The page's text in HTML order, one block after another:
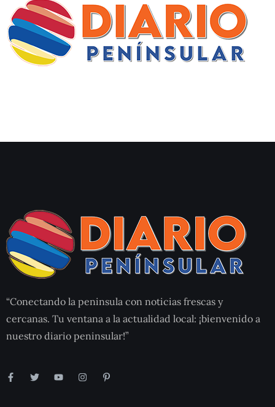
“Conectando la peninsula con noticias frescas y
cercanas. Tu ventana a la actualidad local: ¡bienvenido a
nuestro diario peninsular!”